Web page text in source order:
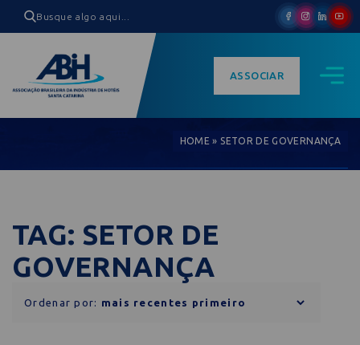
ASSOCIAR
HOME » SETOR DE GOVERNANÇA
TAG: SETOR DE
GOVERNANÇA
Ordenar por: